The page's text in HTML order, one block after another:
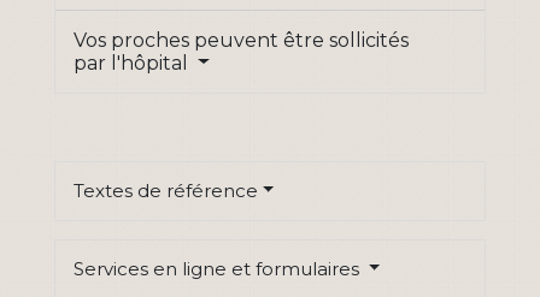
Vos proches peuvent être sollicités
par l'hôpital
Textes de référence
Services en ligne et formulaires